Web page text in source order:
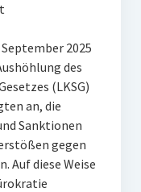
2025
des
(LKSG)
an, die
Sanktionen
gegen
Auf diese Weise